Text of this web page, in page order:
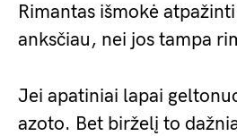
Rimantas išmokė
anksčiau, nei jos tampa
Jei apatiniai lapai
azoto. Bet birželį to